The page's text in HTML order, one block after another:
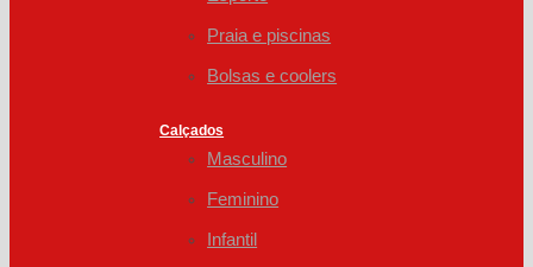
Praia e piscinas
Bolsas e coolers
Calçados
Masculino
Feminino
Infantil